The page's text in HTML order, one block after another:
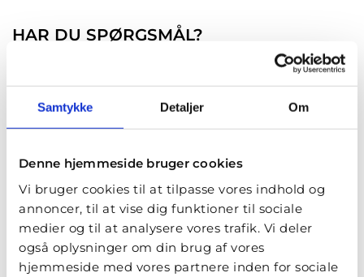
Samtykke Detaljer Om
Denne hjemmeside bruger cookies
Vi bruger cookies til at tilpasse vores indhold og
annoncer, til at vise dig funktioner til sociale
medier og til at analysere vores trafik. Vi deler
også oplysninger om din brug af vores
hjemmeside med vores partnere inden for sociale
HAR DU SPØRGSMÅL?